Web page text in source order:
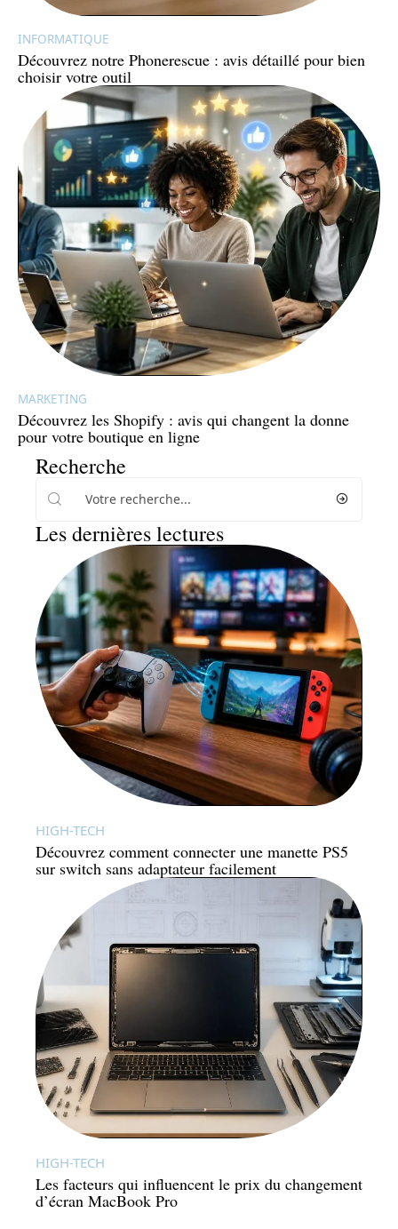
INFORMATIQUE
Découvrez notre Phonerescue : avis détaillé pour bien
choisir votre outil
MARKETING
Découvrez les Shopify : avis qui changent la donne
pour votre boutique en ligne
Recherche
Les dernières lectures
HIGH-TECH
Découvrez comment connecter une manette PS5
sur switch sans adaptateur facilement
HIGH-TECH
Les facteurs qui influencent le prix du changement
d’écran MacBook Pro